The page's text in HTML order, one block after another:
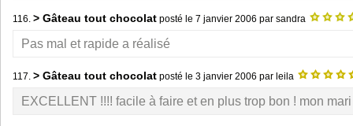
116. > Gâteau tout chocolat posté le 7 janvier 2006 par sandra
Pas mal et rapide a réalisé
117. > Gâteau tout chocolat posté le 3 janvier 2006 par leila
EXCELLENT !!!! facile à faire et en plus trop bon ! mon mari